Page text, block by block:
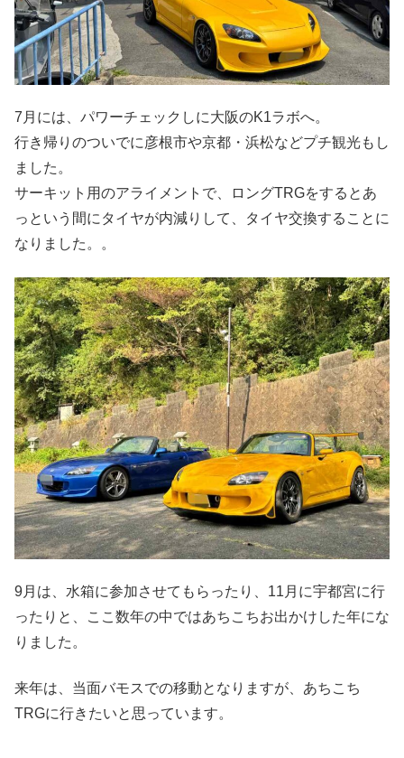
7月には、パワーチェックしに大阪のK1ラボへ。
行き帰りのついでに彦根市や京都・浜松などプチ観光もし
ました。
サーキット用のアライメントで、ロングTRGをするとあ
っという間にタイヤが内減りして、タイヤ交換することに
なりました。。
9月は、水箱に参加させてもらったり、11月に宇都宮に行
ったりと、ここ数年の中ではあちこちお出かけした年にな
りました。
来年は、当面バモスでの移動となりますが、あちこち
TRGに行きたいと思っています。